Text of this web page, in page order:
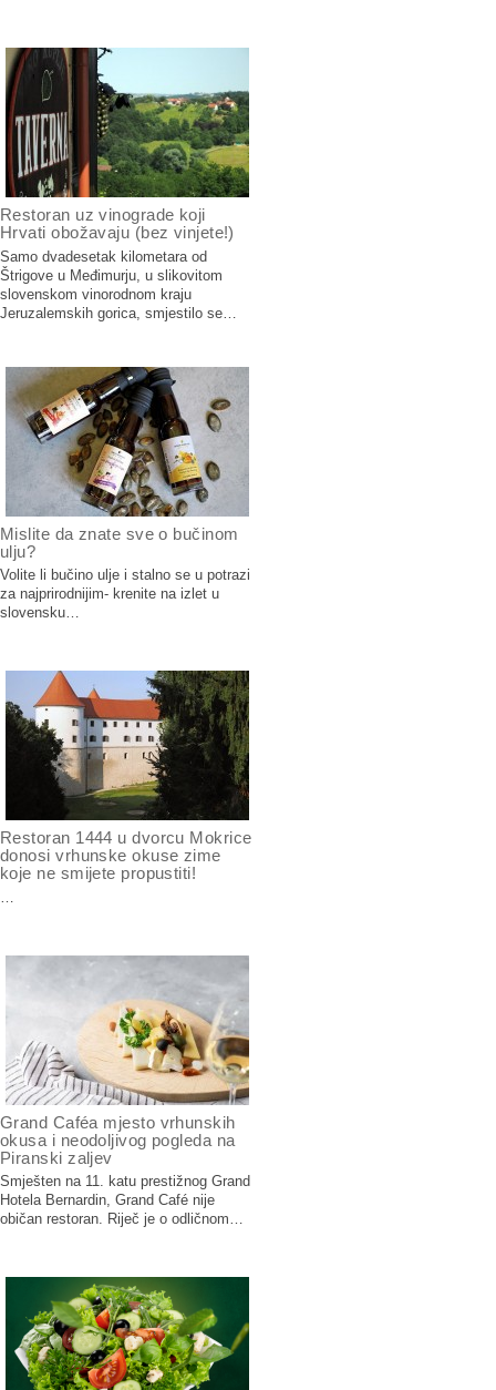
Restoran uz vinograde koji
Hrvati obožavaju (bez vinjete!)
Samo dvadesetak kilometara od
Štrigove u Međimurju, u slikovitom
slovenskom vinorodnom kraju
Jeruzalemskih gorica, smjestilo se…
Mislite da znate sve o bučinom
ulju?
Volite li bučino ulje i stalno se u potrazi
za najprirodnijim- krenite na izlet u
slovensku…
Restoran 1444 u dvorcu Mokrice
donosi vrhunske okuse zime
koje ne smijete propustiti!
Grand Caféa mjesto vrhunskih
okusa i neodoljivog pogleda na
Piranski zaljev
Smješten na 11. katu prestižnog Grand
Hotela Bernardin, Grand Café nije
običan restoran. Riječ je o odličnom…